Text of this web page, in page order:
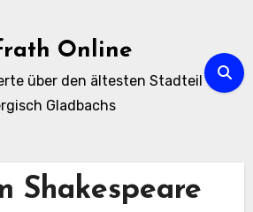
Online
über den ältesten Stadteil
Gladbachs
Shakespeare